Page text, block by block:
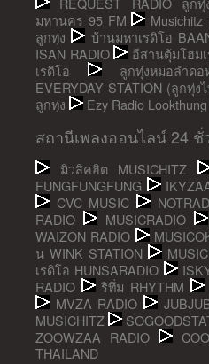
มหานคร 95 FM
Musichitz
ลูกทุ่ง
บ้านมหาเรดิโอ
ISAN RADIO
อีสานตุ้มโฮม
เรดิโอ
ลูกทุ่งหมอลำดอ
EVERYDAY STATION (ลูกทุ่
ลูกทุ่ง
Ezy Radio Lookthung
สถานีเพลงออนไลน์ 24 ชั่
มิวสิคฮิต MUSICHITZ
FUNGFUNGFUNG
CVC MUSIC
RADIO
MUSICRADIO
WAIZON RADIO
น WINK STATION
เรดิโอ HUNSARADIO
RADIO
ริทึ่ม RHYTHM
MVZA RADIO
MUSICHITZ
ZOOWZAA RADIO
THAILAND